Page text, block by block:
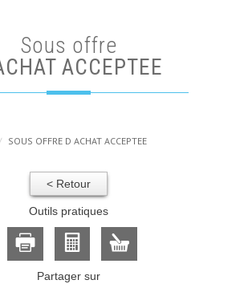
sous offre
ACCEPTEE
SOUS OFFRE D ACHAT ACCEPTEE
< Retour
Outils pratiques
Partager sur